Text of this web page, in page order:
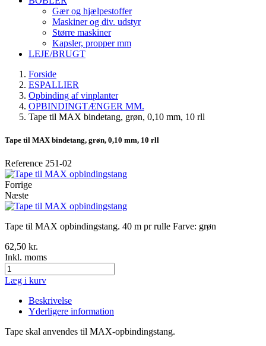
Gær og hjælpestoffer
Maskiner og div. udstyr
Større maskiner
Kapsler, propper mm
LEJE/BRUGT
Forside
ESPALLIER
Opbinding af vinplanter
OPBINDINGTÆNGER MM.
Tape til MAX bindetang, grøn, 0,10 mm, 10 rll
Tape til MAX bindetang, grøn, 0,10 mm, 10 rll
Reference 251-02
Forrige
Næste
Tape til MAX opbindingstang. 40 m pr rulle Farve: grøn
62,50 kr.
Inkl. moms
Læg i kurv
Beskrivelse
Yderligere information
Tape skal anvendes til MAX-opbindingstang.